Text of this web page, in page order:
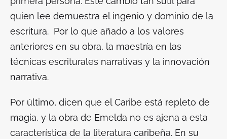
quien lee demuestra el ingenio y dominio de la
escritura. Por lo que añado a los valores
anteriores en su obra, la maestría en las
técnicas escriturales narrativas y la innovación
narrativa.
Por último, dicen que el Caribe está repleto de
magia, y la obra de Emelda no es ajena a esta
característica de la literatura caribeña. En su